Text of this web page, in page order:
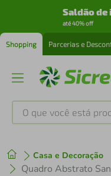
Saldão
até 40% off
Shopping Parcerias e
O que você está
Casa e Decoração
1º tenis